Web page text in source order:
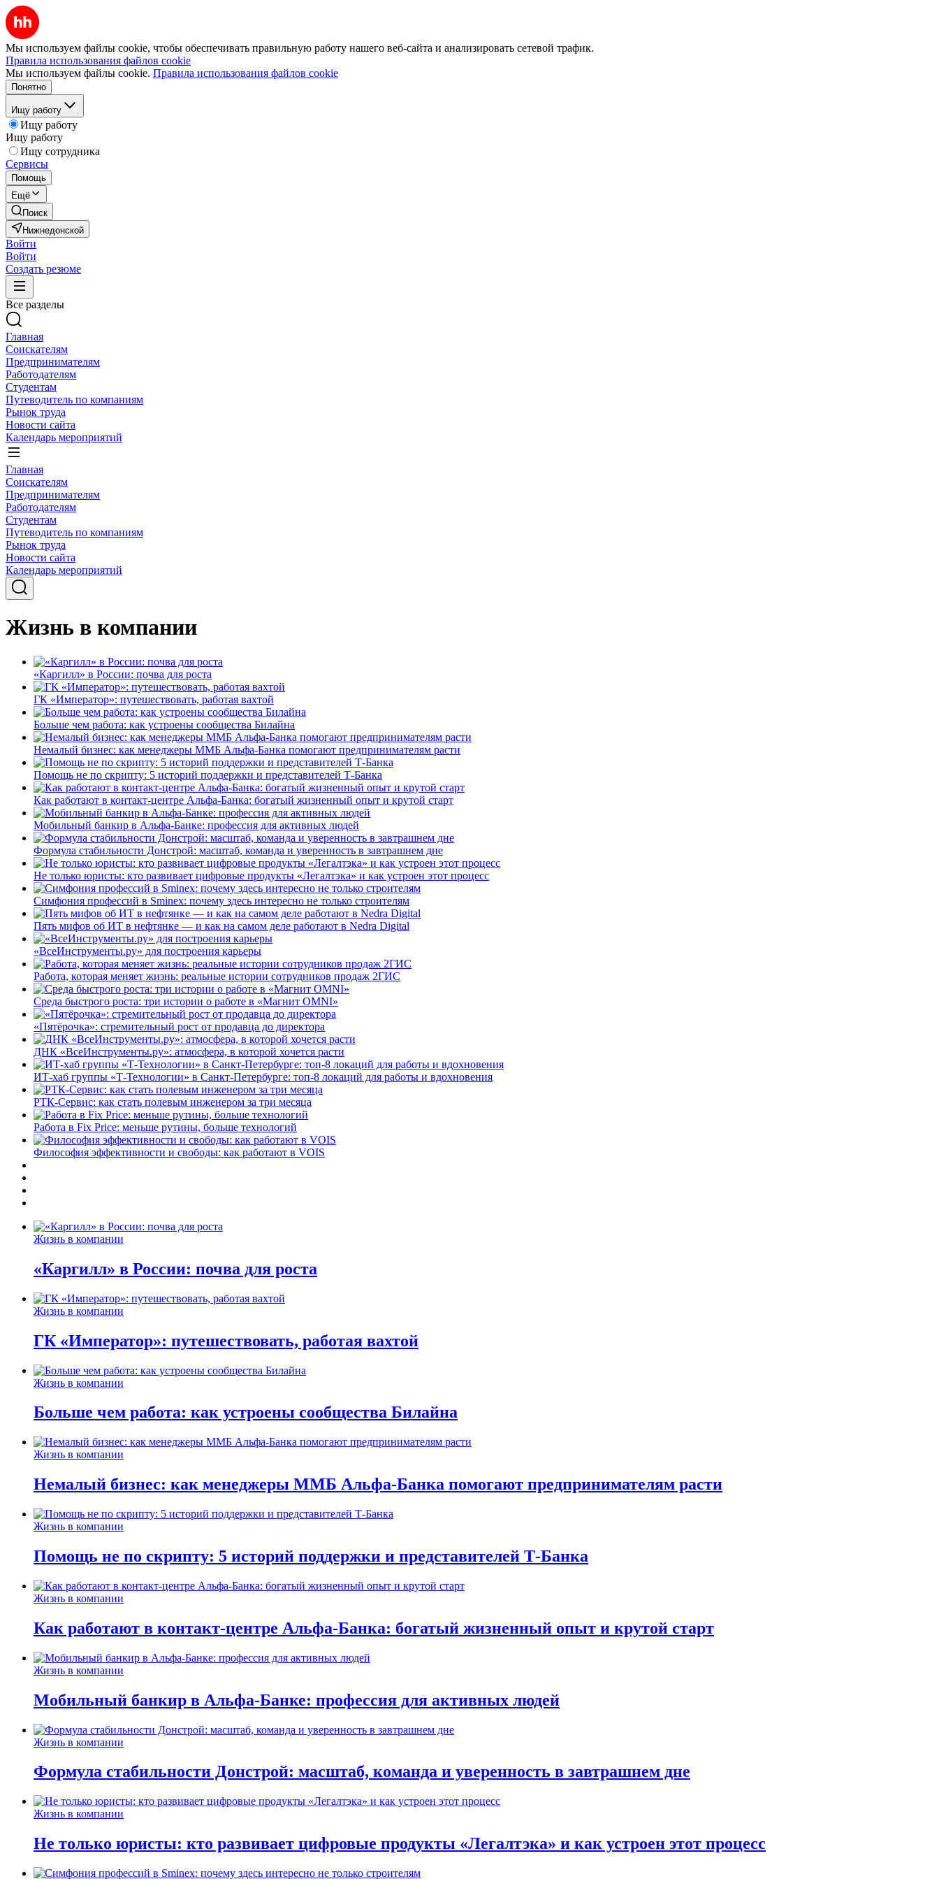
Мы используем файлы cookie, чтобы обеспечивать правильную работу нашего веб-сайта и анализировать сетевой трафик.
Правила использования файлов cookie
Мы используем файлы cookie. Правила использования файлов cookie
Понятно
Ищу работу
Ищу работу
Ищу работу
Ищу сотрудника
Сервисы
Помощь
Ещё
Поиск
Нижнедонской
Войти
Войти
Создать резюме
Все разделы
Главная
Соискателям
Предпринимателям
Работодателям
Студентам
Путеводитель по компаниям
Рынок труда
Новости сайта
Календарь мероприятий
Главная
Соискателям
Предпринимателям
Работодателям
Студентам
Путеводитель по компаниям
Рынок труда
Новости сайта
Календарь мероприятий
Жизнь в компании
«Каргилл» в России: почва для роста
ГК «Император»: путешествовать, работая вахтой
Больше чем работа: как устроены сообщества Билайна
Немалый бизнес: как менеджеры ММБ Альфа-Банка помогают предпринимателям расти
Помощь не по скрипту: 5 историй поддержки и представителей Т-Банка
Как работают в контакт-центре Альфа-Банка: богатый жизненный опыт и крутой старт
Мобильный банкир в Альфа-Банке: профессия для активных людей
Формула стабильности Донстрой: масштаб, команда и уверенность в завтрашнем дне
Не только юристы: кто развивает цифровые продукты «Легалтэка» и как устроен этот процесс
Симфония профессий в Sminex: почему здесь интересно не только строителям
Пять мифов об ИТ в нефтянке — и как на самом деле работают в Nedra Digital
«ВсеИнструменты.ру» для построения карьеры
Работа, которая меняет жизнь: реальные истории сотрудников продаж 2ГИС
Среда быстрого роста: три истории о работе в «Магнит OMNI»
«Пятёрочка»: стремительный рост от продавца до директора
ДНК «ВсеИнструменты.ру»: атмосфера, в которой хочется расти
ИТ-хаб группы «Т-Технологии» в Санкт-Петербурге: топ-8 локаций для работы и вдохновения
РТК-Сервис: как стать полевым инженером за три месяца
Работа в Fix Price: меньше рутины, больше технологий
Философия эффективности и свободы: как работают в VOIS
Жизнь в компании
«Каргилл» в России: почва для роста
Жизнь в компании
ГК «Император»: путешествовать, работая вахтой
Жизнь в компании
Больше чем работа: как устроены сообщества Билайна
Жизнь в компании
Немалый бизнес: как менеджеры ММБ Альфа-Банка помогают предпринимателям расти
Жизнь в компании
Помощь не по скрипту: 5 историй поддержки и представителей Т-Банка
Жизнь в компании
Как работают в контакт-центре Альфа-Банка: богатый жизненный опыт и крутой старт
Жизнь в компании
Мобильный банкир в Альфа-Банке: профессия для активных людей
Жизнь в компании
Формула стабильности Донстрой: масштаб, команда и уверенность в завтрашнем дне
Жизнь в компании
Не только юристы: кто развивает цифровые продукты «Легалтэка» и как устроен этот процесс